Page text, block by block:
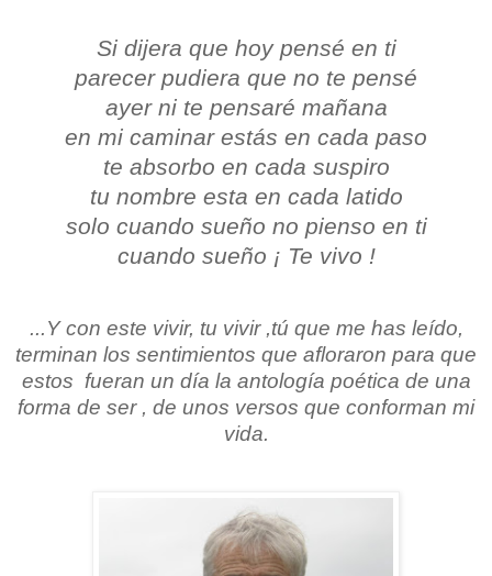
Si dijera que hoy pensé en ti
parecer pudiera que no te pensé
ayer ni te pensaré mañana
en mi caminar estás en cada paso
te absorbo en cada suspiro
tu nombre esta en cada latido
solo cuando sueño no pienso en ti
cuando sueño ¡ Te vivo !
...Y con este vivir, tu vivir ,tú que me has leído,
terminan los sentimientos que afloraron para que
estos fueran un día la antología poética de una
forma de ser , de unos versos que conforman mi
vida.